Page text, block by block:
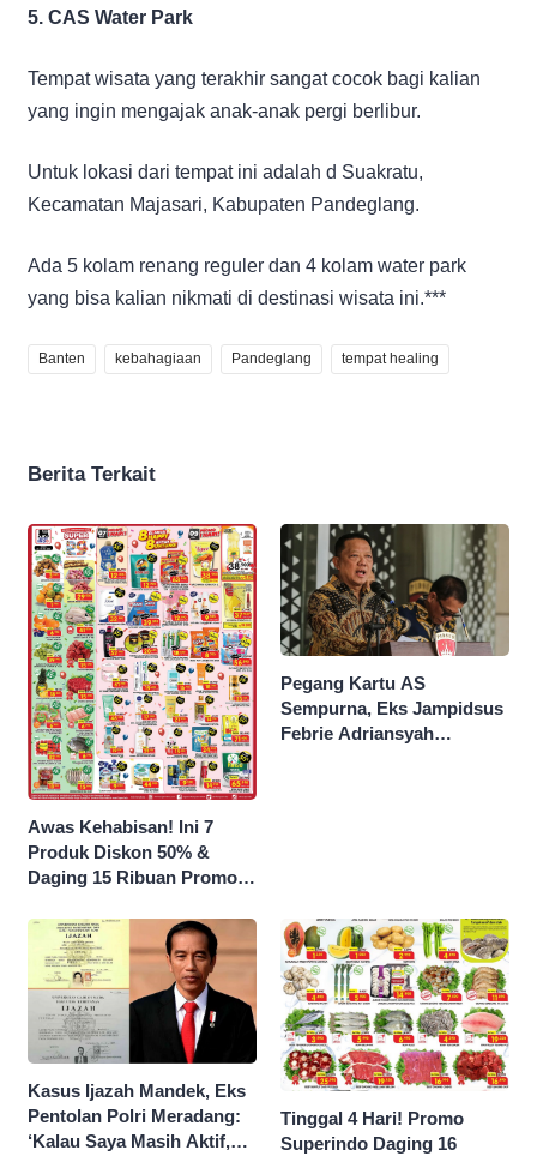
5. CAS Water Park
Tempat wisata yang terakhir sangat cocok bagi kalian
yang ingin mengajak anak-anak pergi berlibur.
Untuk lokasi dari tempat ini adalah d Suakratu,
Kecamatan Majasari, Kabupaten Pandeglang.
Ada 5 kolam renang reguler dan 4 kolam water park
yang bisa kalian nikmati di destinasi wisata ini.***
Banten kebahagiaan Pandeglang tempat healing
Berita Terkait
Awas Kehabisan! Ini 7
Produk Diskon 50% &
Daging 15 Ribuan Promo
Malam Ini
Pegang Kartu AS
Sempurna, Eks Jampidsus
Febrie Adriansyah
Kasus Ijazah Mandek, Eks
Pentolan Polri Meradang:
‘Kalau Saya Masih Aktif,
Tinggal 4 Hari! Promo
Superindo Daging 16